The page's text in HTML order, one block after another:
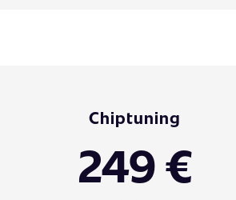
Chiptuning
249 €